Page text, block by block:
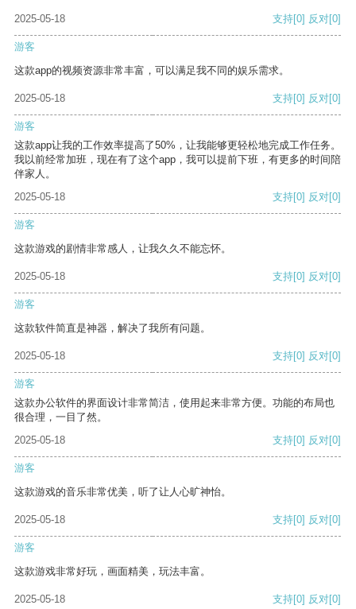
2025-05-18 支持[0] 反对[0]
游客
这款app的视频资源非常丰富，可以满足我不同的娱乐需求。
2025-05-18 支持[0] 反对[0]
游客
这款app让我的工作效率提高了50%，让我能够更轻松地完成工作任务。
我以前经常加班，现在有了这个app，我可以提前下班，有更多的时间陪
伴家人。
2025-05-18
支持[0] 反对[0]
游客
这款游戏的剧情非常感人，让我久久不能忘怀。
2025-05-18 支持[0] 反对[0]
游客
这款软件简直是神器，解决了我所有问题。
2025-05-18 支持[0] 反对[0]
游客
这款办公软件的界面设计非常简洁，使用起来非常方便。功能的布局也
很合理，一目了然。
2025-05-18
支持[0] 反对[0]
游客
这款游戏的音乐非常优美，听了让人心旷神怡。
2025-05-18 支持[0] 反对[0]
游客
这款游戏非常好玩，画面精美，玩法丰富。
2025-05-18 支持[0] 反对[0]